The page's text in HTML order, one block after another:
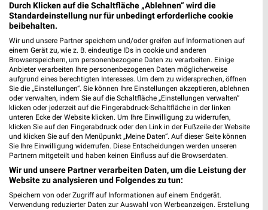
8,2 km
Angebote ab 06.08.
Gültig bis Mi. 12.08.
40,2 km
Marken-Spezial
Gültig bis Mo. 31.08.
Zurbrüggen Zurbrüggen
Durch Klicken auf die Schaltfläche „Ablehnen“ wird die
Standardeinstellung nur für unbedingt erforderliche cookie
beibehalten.
Wir und unsere Partner speichern und/oder greifen auf Informationen auf
einem Gerät zu, wie z. B. eindeutige IDs in cookie und anderen
Browserspeichern, um personenbezogene Daten zu verarbeiten. Einige
Anbieter verarbeiten Ihre personenbezogenen Daten möglicherweise
aufgrund eines berechtigten Interesses. Um dem zu widersprechen, öffnen
Sie die „Einstellungen“. Sie können Ihre Einstellungen akzeptieren, ablehnen
oder verwalten, indem Sie auf die Schaltfläche „Einstellungen verwalten“
klicken oder jederzeit auf die Fingerabdruck-Schaltfläche in der linken
unteren Ecke der Website klicken. Um Ihre Einwilligung zu widerrufen,
klicken Sie auf den Fingerabdruck oder den Link in der Fußzeile der Website
und klicken Sie auf den Menüpunkt „Meine Daten“. Auf dieser Seite können
Sie Ihre Einwilligung widerrufen. Diese Entscheidungen werden unseren
Partnern mitgeteilt und haben keinen Einfluss auf die Browserdaten.
Wir und unsere Partner verarbeiten Daten, um die Leistung der
Website zu analysieren und Folgendes zu tun:
Speichern von oder Zugriff auf Informationen auf einem Endgerät.
Verwendung reduzierter Daten zur Auswahl von Werbeanzeigen. Erstellung